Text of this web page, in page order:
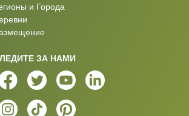
и Города
ЗА НАМИ